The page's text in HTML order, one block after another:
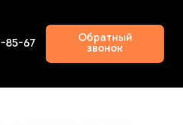
85-67
Обратный
звонок